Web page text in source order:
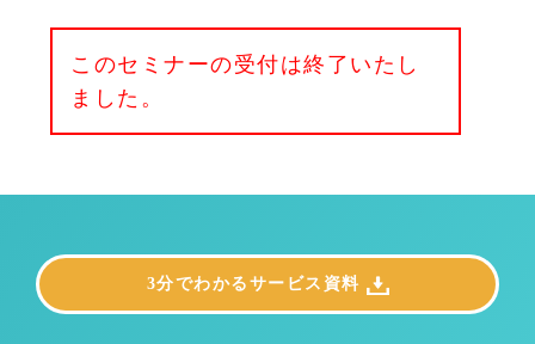
このセミナーの受付は終了いたし
ました。
3分でわかるサービス資料